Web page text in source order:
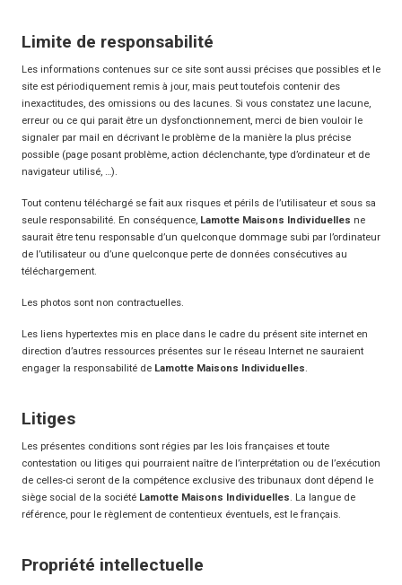
Limite de responsabilité
Les informations contenues sur ce site sont aussi précises que possibles et le
site est périodiquement remis à jour, mais peut toutefois contenir des
inexactitudes, des omissions ou des lacunes. Si vous constatez une lacune,
erreur ou ce qui parait être un dysfonctionnement, merci de bien vouloir le
signaler par mail en décrivant le problème de la manière la plus précise
possible (page posant problème, action déclenchante, type d’ordinateur et de
navigateur utilisé, …).
Tout contenu téléchargé se fait aux risques et périls de l’utilisateur et sous sa
seule responsabilité. En conséquence, Lamotte Maisons Individuelles ne
saurait être tenu responsable d’un quelconque dommage subi par l’ordinateur
de l’utilisateur ou d’une quelconque perte de données consécutives au
téléchargement.
Les photos sont non contractuelles.
Les liens hypertextes mis en place dans le cadre du présent site internet en
direction d’autres ressources présentes sur le réseau Internet ne sauraient
engager la responsabilité de Lamotte Maisons Individuelles.
Litiges
Les présentes conditions sont régies par les lois françaises et toute
contestation ou litiges qui pourraient naître de l’interprétation ou de l’exécution
de celles-ci seront de la compétence exclusive des tribunaux dont dépend le
siège social de la société Lamotte Maisons Individuelles. La langue de
référence, pour le règlement de contentieux éventuels, est le français.
Propriété intellectuelle